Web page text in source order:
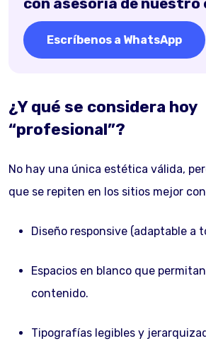
Escríbenos a WhatsApp
¿Y qué se considera hoy
“profesional”?
No hay una única estética válida,
que se repiten en los sitios mejor
Diseño responsive (adaptable a
Espacios en blanco que
contenido.
Tipografías legibles y